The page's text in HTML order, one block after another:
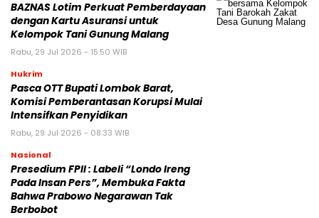
BAZNAS Lotim Perkuat Pemberdayaan
dengan Kartu Asuransi untuk
Kelompok Tani Gunung Malang
Rabu, 29 Jul 2026 - 15:50 WIB
Hukrim
Pasca OTT Bupati Lombok Barat,
Komisi Pemberantasan Korupsi Mulai
Intensifkan Penyidikan
Rabu, 29 Jul 2026 - 08:33 WIB
Nasional
Presedium FPII : Labeli “Londo Ireng
Pada Insan Pers”, Membuka Fakta
Bahwa Prabowo Negarawan Tak
Berbobot